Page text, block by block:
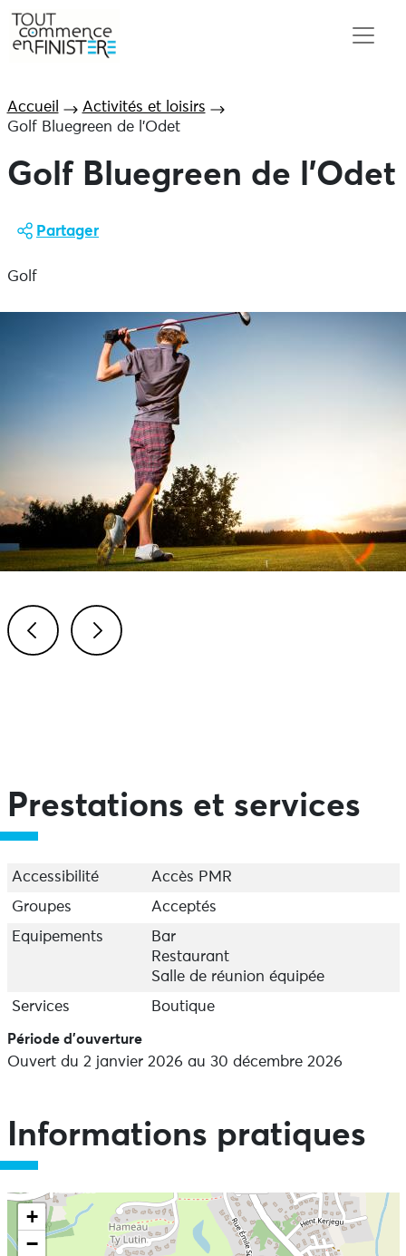
Accueil
Activités et loisirs
Golf Bluegreen de l’Odet
Golf Bluegreen de l’Odet
Partager
Golf
Prestations et services
Accessibilité
Accès PMR
Groupes
Acceptés
Equipements
Bar
Restaurant
Salle de réunion équipée
Services
Boutique
Période d'ouverture
Ouvert du 2 janvier 2026 au 30 décembre 2026
Informations pratiques
+
−